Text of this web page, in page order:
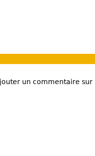
un commentaire sur